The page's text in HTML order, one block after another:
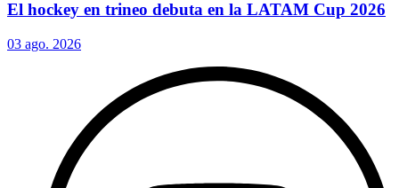
El hockey en trineo debuta en la LATAM Cup 2026
03 ago. 2026